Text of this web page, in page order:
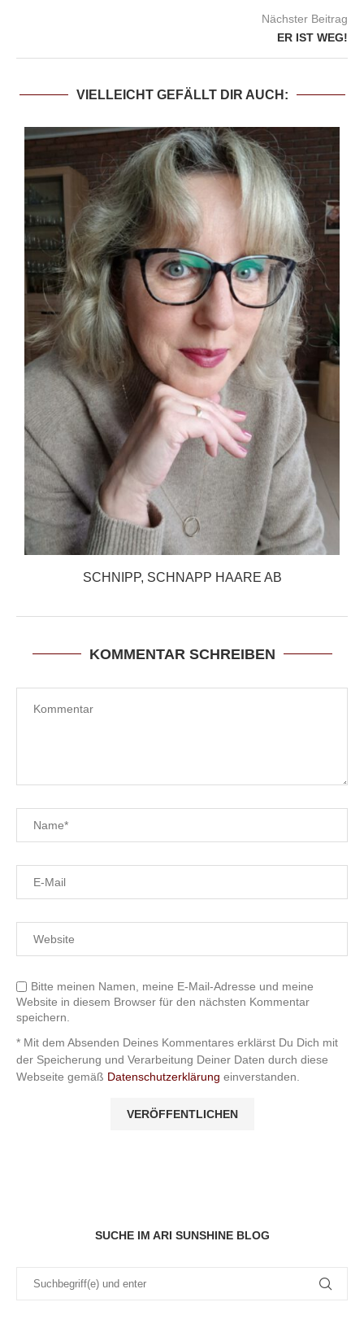
Nächster Beitrag
ER IST WEG!
VIELLEICHT GEFÄLLT DIR AUCH:
SCHNIPP, SCHNAPP HAARE AB
KOMMENTAR SCHREIBEN
Bitte meinen Namen, meine E-Mail-Adresse und meine
Website in diesem Browser für den nächsten Kommentar
speichern.
* Mit dem Absenden Deines Kommentares erklärst Du Dich mit
der Speicherung und Verarbeitung Deiner Daten durch diese
Webseite gemäß Datenschutzerklärung einverstanden.
SUCHE IM ARI SUNSHINE BLOG